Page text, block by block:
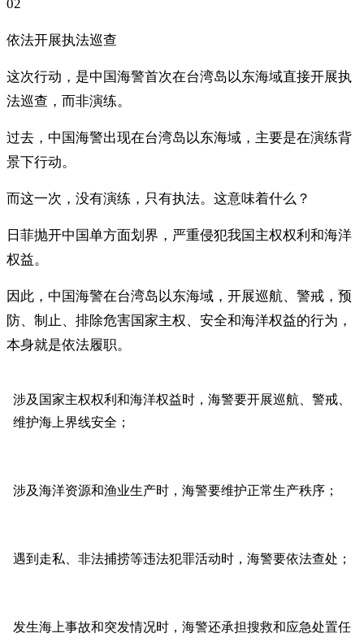
02
依法开展执法巡查
这次行动，是中国海警首次在台湾岛以东海域直接开展执
法巡查，而非演练。
过去，中国海警出现在台湾岛以东海域，主要是在演练背
景下行动。
而这一次，没有演练，只有执法。这意味着什么？
日菲抛开中国单方面划界，严重侵犯我国主权权利和海洋
权益。
因此，中国海警在台湾岛以东海域，开展巡航、警戒，预
防、制止、排除危害国家主权、安全和海洋权益的行为，
本身就是依法履职。
涉及国家主权权利和海洋权益时，海警要开展巡航、警戒、
维护海上界线安全；
涉及海洋资源和渔业生产时，海警要维护正常生产秩序；
遇到走私、非法捕捞等违法犯罪活动时，海警要依法查处；
发生海上事故和突发情况时，海警还承担搜救和应急处置任